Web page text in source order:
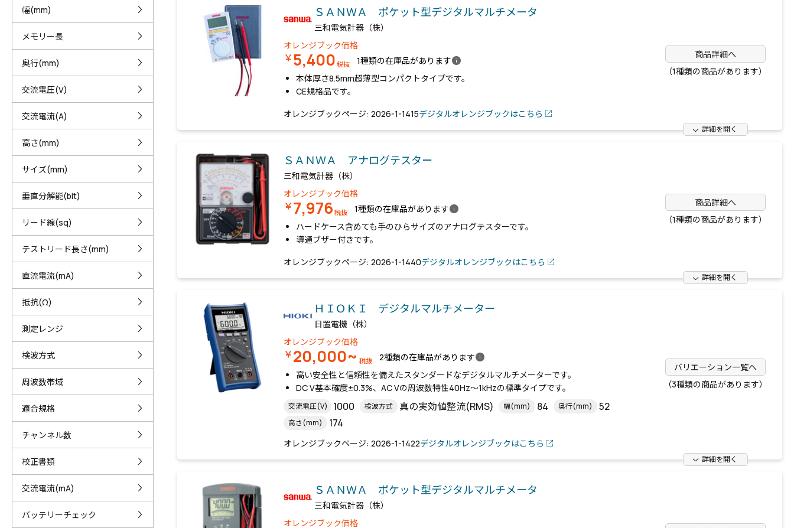
ＳＡＮＷＡ ポケット型デジタルマルチメータ
三和電気計器（株）
オレンジブック価格
￥5,400 税抜 1種類の在庫品がありますinfo
商品詳細へ
（1種類の商品があります）
本体厚さ8.5mm超薄型コンパクトタイプです。
CE規格品です。
オレンジブックページ: 2026-1-1415デジタルオレンジブックはこちら
詳細を開く
ＳＡＮＷＡ アナログテスター
三和電気計器（株）
オレンジブック価格
￥7,976 税抜 1種類の在庫品がありますinfo
商品詳細へ
（1種類の商品があります）
ハードケース含めても手のひらサイズのアナログテスターです。
導通ブザー付きです。
オレンジブックページ: 2026-1-1440デジタルオレンジブックはこちら
詳細を開く
ＨＩＯＫＩ デジタルマルチメーター
日置電機（株）
オレンジブック価格
￥20,000~ 税抜 2種類の在庫品がありますinfo
バリエーション一覧へ
（3種類の商品があります）
高い安全性と信頼性を備えたスタンダードなデジタルマルチメーターです。
DC V基本確度±0.3%、AC Vの周波数特性40Hz～1kHzの標準タイプです。
交流電圧(V) 1000 検波方式 真の実効値整流(RMS) 幅(mm) 84 奥行(mm) 52
高さ(mm) 174
オレンジブックページ: 2026-1-1422デジタルオレンジブックはこちら
詳細を開く
ＳＡＮＷＡ ポケット型デジタルマルチメータ
三和電気計器（株）
オレンジブック価格
幅(mm)
メモリー長
奥行(mm)
交流電圧(V)
交流電流(A)
高さ(mm)
サイズ(mm)
垂直分解能(bit)
リード線(sq)
テストリード長さ(mm)
直流電流(mA)
抵抗(Ω)
測定レンジ
検波方式
周波数帯域
適合規格
チャンネル数
校正書類
交流電流(mA)
バッテリーチェック